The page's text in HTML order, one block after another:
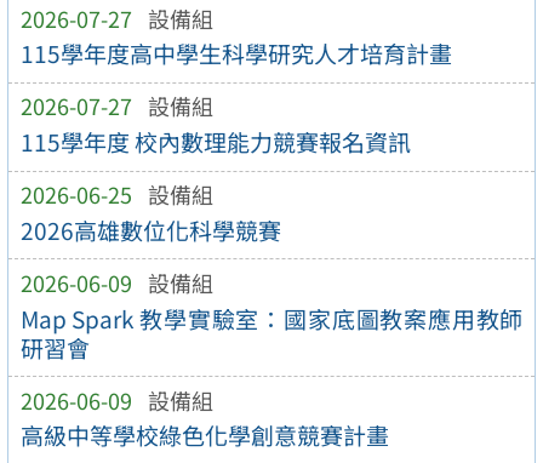
2026-07-27 設備組
115學年度高中學生科學研究人才培育計畫
2026-07-27 設備組
115學年度 校內數理能力競賽報名資訊
2026-06-25 設備組
2026高雄數位化科學競賽
2026-06-09 設備組
Map Spark 教學實驗室：國家底圖教案應用教師
研習會
2026-06-09 設備組
高級中等學校綠色化學創意競賽計畫